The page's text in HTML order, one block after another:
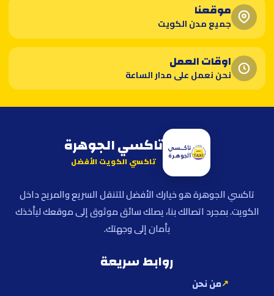
موقعنا
جميع مدن الكويت
اوقات العمل
نحن نعمل على مدار الساعة
تاكسي الجوهرة
تاكسي الكويت الأفضل
تاكسي الجوهرة هو خيارك الأفضل للتنقل السريع والمريح داخل
الكويت. بمجرد اتصالك بنا، يصلك سائق موثوق إلى موقعك ليأخذك
بأمان إلى وجهتك.
روابط سريعة
من نحن